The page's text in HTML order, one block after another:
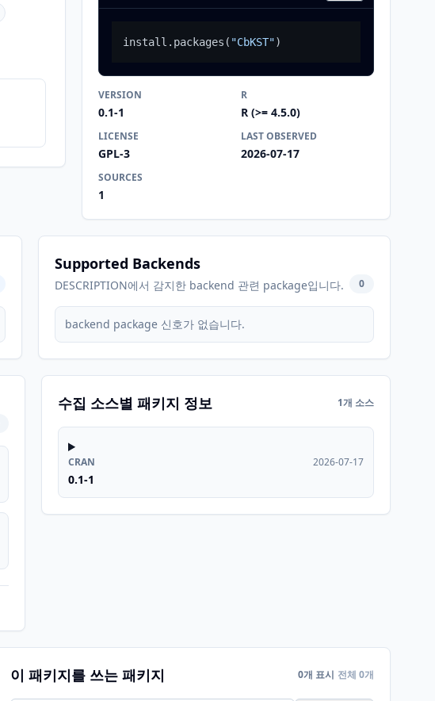
install.packages ( "CbKST")
VERSION
0.1-1
R
R (>= 4.5.0)
LICENSE
GPL-3
LAST OBSERVED
2026-07-17
SOURCES
1
Supported Backends
DESCRIPTION에서 감지한 backend 관련 package입니다. 0
backend package 신호가 없습니다.
수집 소스별 패키지 정보 1개 소스
CRAN
0.1-1
2026-07-17
이 패키지를 쓰는 패키지 0개 표시 전체 0개